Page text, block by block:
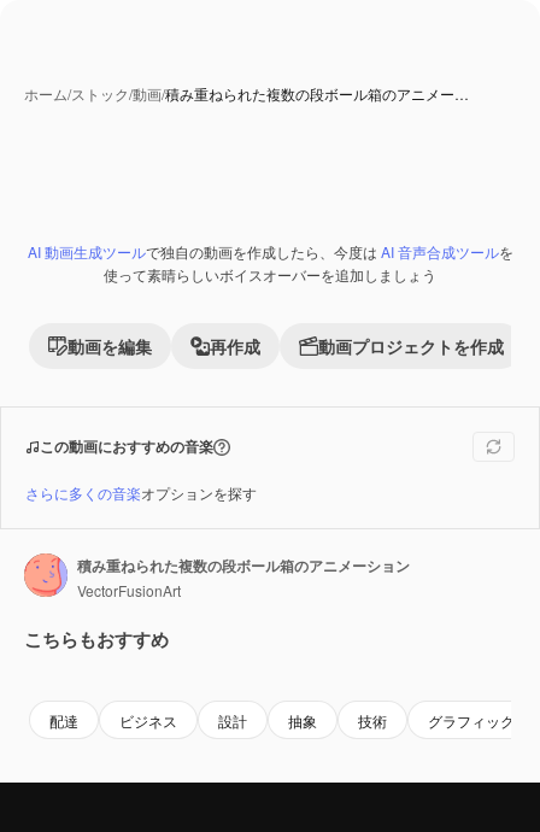
ホーム/ストック/動画/積み重ねられた複数の段ボール箱のアニメー…
PremiumAI 生成コンテンツ
AI 動画生成ツールで独自の動画を作成したら、今度は AI 音声合成ツールを
使って素晴らしいボイスオーバーを追加しましょう
動画を編集 再作成 動画プロジェクトを作成
この動画におすすめの音楽
さらに多くの音楽オプションを探す
積み重ねられた複数の段ボール箱のアニメーション
VectorFusionArt
こちらもおすすめ
配達 ビジネス 設計 抽象 技術 グラフィック